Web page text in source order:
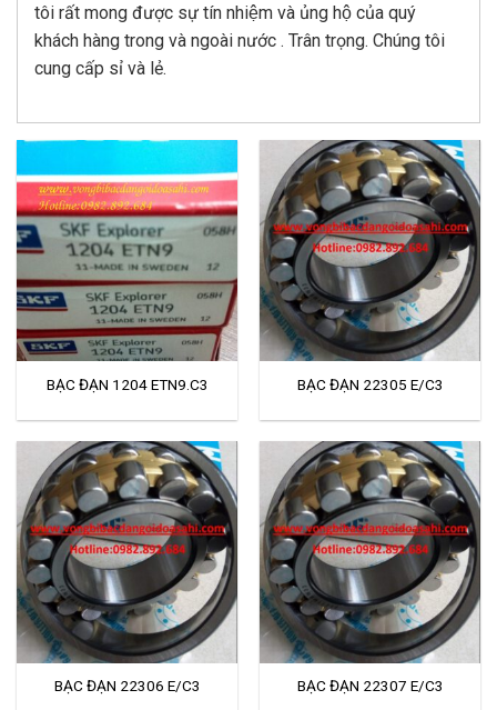
tôi rất mong được sự tín nhiệm và ủng hộ của quý
khách hàng trong và ngoài nước . Trân trọng. Chúng tôi
cung cấp sỉ và lẻ.
BẠC ĐẠN 1204 ETN9.C3 BẠC ĐẠN 22305 E/C3
BẠC ĐẠN 22306 E/C3 BẠC ĐẠN 22307 E/C3